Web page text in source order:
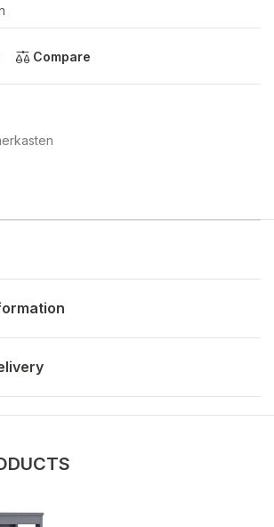
Compare